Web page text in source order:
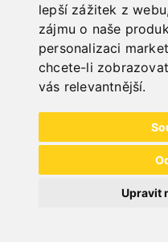
lepší zážitek z webu,
zájmu o naše
personalizaci
chcete-li
vás relevantnější.
Upravit